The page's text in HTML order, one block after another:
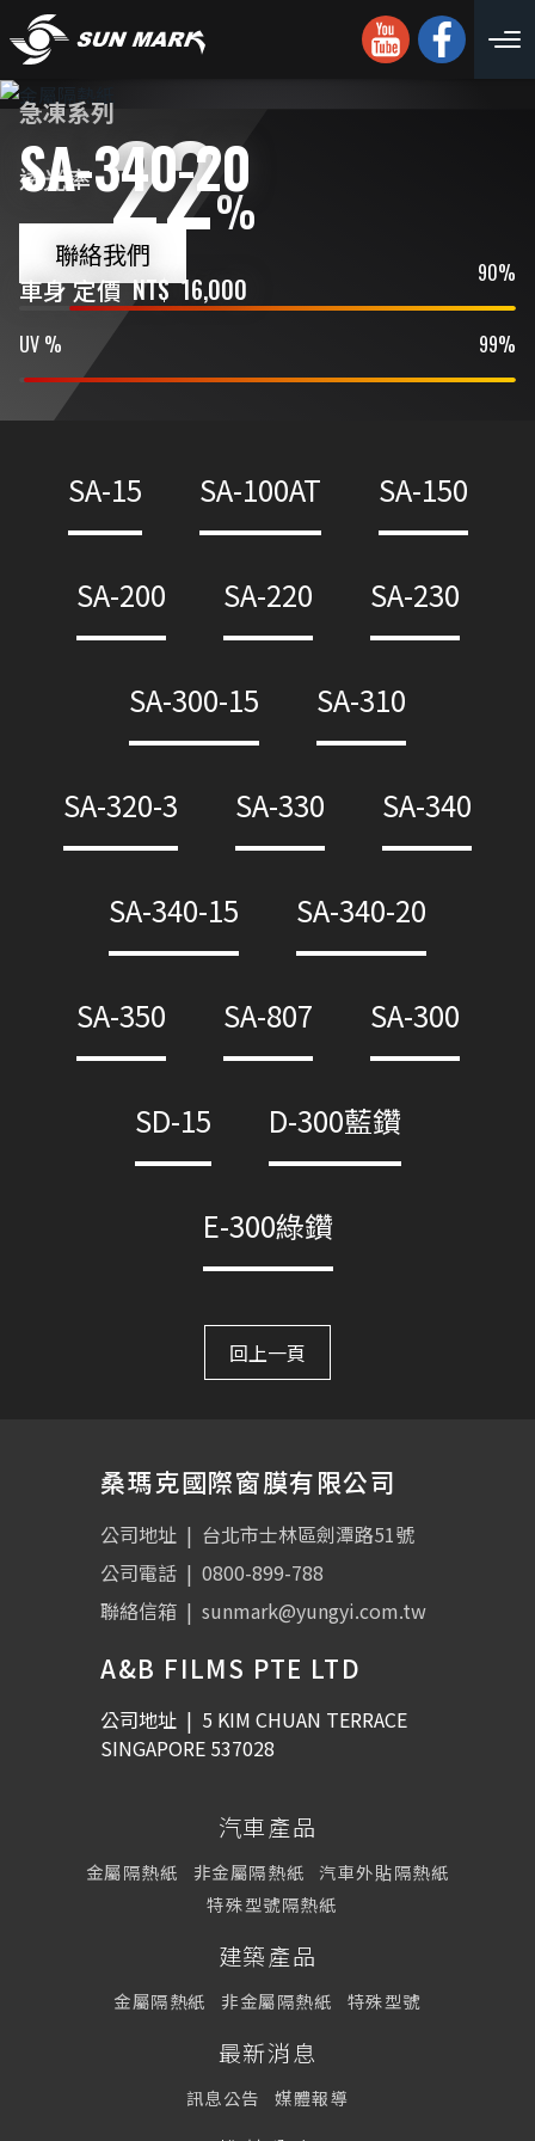
急凍系列
SA-340-20
聯絡我們
車身 定價 NT$ 16,000
IR % 90%
UV % 99%
透光率 22%
SA-15 SA-100AT SA-150
SA-200 SA-220 SA-230
SA-300-15 SA-310
SA-320-3 SA-330 SA-340
SA-340-15 SA-340-20
SA-350 SA-807 SA-300
SD-15 D-300藍鑽
E-300綠鑽
回上一頁
桑瑪克國際窗膜有限公司
公司地址 | 台北市士林區劍潭路51號
公司電話 | 0800-899-788
聯絡信箱 | sunmark@yungyi.com.tw
A&B FILMS PTE LTD
公司地址 | 5 KIM CHUAN TERRACE
SINGAPORE 537028
汽車產品
金屬隔熱紙 非金屬隔熱紙
汽車外貼隔熱紙
特殊型號隔熱紙
建築產品
金屬隔熱紙 非金屬隔熱紙 特殊型號
最新消息
訊息公告 媒體報導